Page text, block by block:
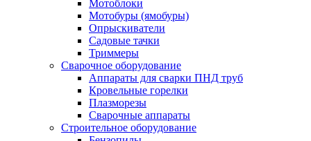
Мотоблоки
Мотобуры (ямобуры)
Опрыскиватели
Садовые тачки
Триммеры
Сварочное оборудование
Аппараты для сварки ПНД труб
Кровельные горелки
Плазморезы
Сварочные аппараты
Строительное оборудование